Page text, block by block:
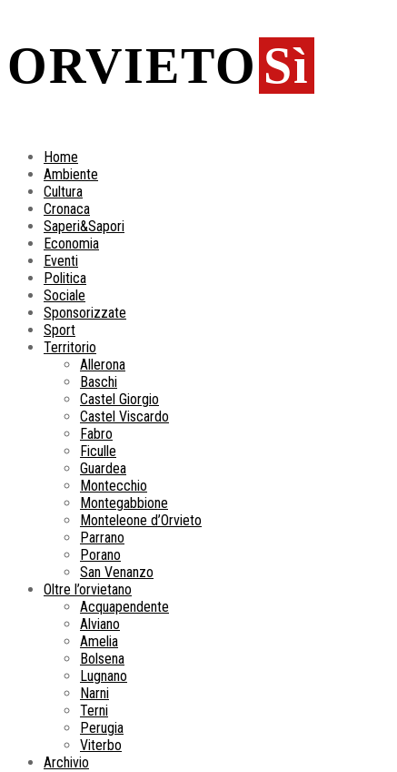
ORVIETO Sì
Home
Ambiente
Cultura
Cronaca
Saperi&Sapori
Economia
Eventi
Politica
Sociale
Sponsorizzate
Sport
Territorio
Allerona
Baschi
Castel Giorgio
Castel Viscardo
Fabro
Ficulle
Guardea
Montecchio
Montegabbione
Monteleone d’Orvieto
Parrano
Porano
San Venanzo
Oltre l’orvietano
Acquapendente
Alviano
Amelia
Bolsena
Lugnano
Narni
Terni
Perugia
Viterbo
Archivio